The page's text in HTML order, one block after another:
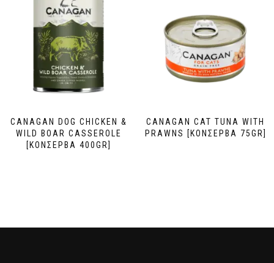
CANAGAN DOG CHICKEN &
WILD BOAR CASSEROLE
[ΚΟΝΣΕΡΒΑ 400GR]
CANAGAN CAT TUNA WITH
PRAWNS [ΚΟΝΣΕΡΒΑ 75GR]